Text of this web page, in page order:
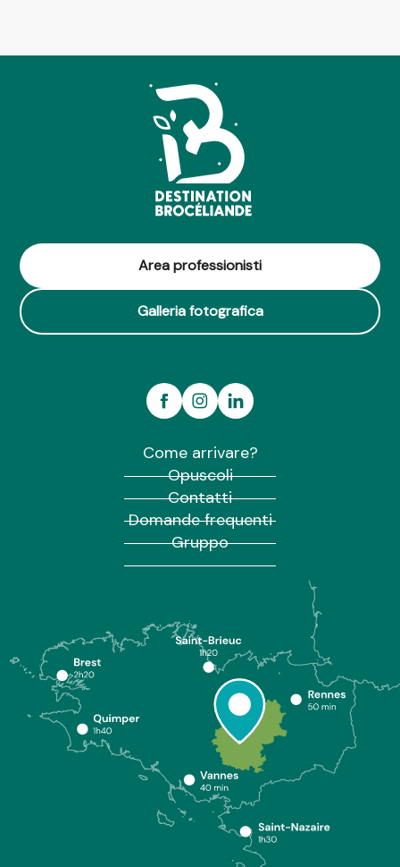
Area professionisti
Galleria fotografica
Come arrivare?
Opuscoli
Contatti
Domande frequenti
Gruppo